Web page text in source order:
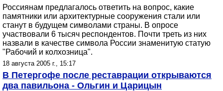
Россиянам предлагалось ответить на вопрос, какие
памятники или архитектурные сооружения стали или
станут в будущем символами страны. В опросе
участвовали 6 тысяч респондентов. Почти треть из них
назвали в качестве символа России знаменитую статую
"Рабочий и колхозница".
18 августа 2005 г., 15:17
В Петергофе после реставрации открываются
два павильона - Ольгин и Царицын